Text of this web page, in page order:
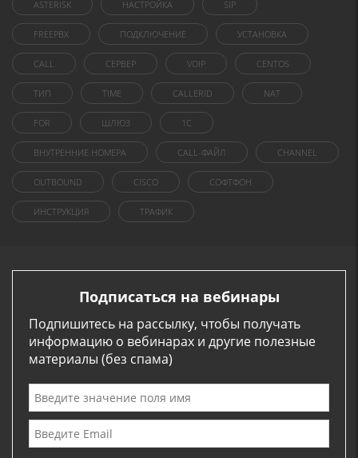
ASTERISK НАСТРОЙКА SIP
FREEPBX ПОДКЛЮЧЕНИЕ УСТАНОВКА
CALL СЕРВЕР VOIP CENTOS
ТИП TIME CALLERID NAT
FOR ШЛЮЗ 1C
ВНУТРЕННИЕ НОМЕРА CALL-ФАЙЛ CHANNEL
OUTBOUND CISCO СОФТФОН
ИНСТРУКЦИЯ ТРАФИК
Подписаться на вебинары
Подпишитесь на рассылку, чтобы получать
информацию о вебинарах и другие полезные
материалы (без спама)